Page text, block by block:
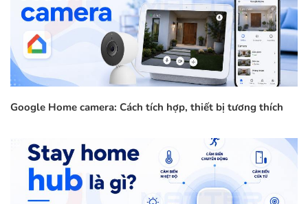
Google Home camera: Cách tích hợp, thiết bị tương thích